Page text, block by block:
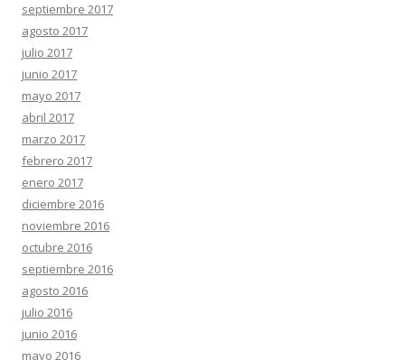
septiembre 2017
agosto 2017
julio 2017
junio 2017
mayo 2017
abril 2017
marzo 2017
febrero 2017
enero 2017
diciembre 2016
noviembre 2016
octubre 2016
septiembre 2016
agosto 2016
julio 2016
junio 2016
mayo 2016